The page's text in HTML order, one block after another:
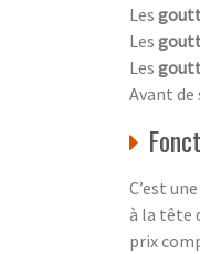
Les
Les
Les
Avant
C’est une
à la tête
prix